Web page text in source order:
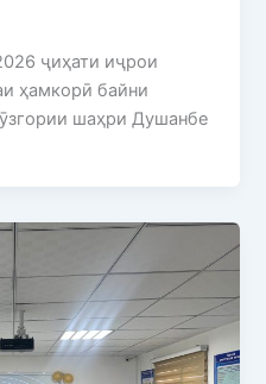
ҷиҳати иҷрои
ҳамкорӣ байни
шаҳри Душанбе